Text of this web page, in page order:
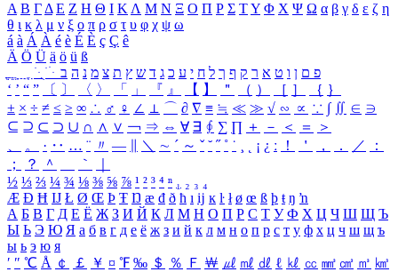
Α Β ΓΔ Ε Ζ Η Θ Ι ΚΛ Μ Ν Ξ Ο Π Ρ Σ ΤΥ Φ Χ Ψ Ω α β γ δ ε ζ η
θ ι κ λ μ ν ξ ο π ρ σ τ υ φ χ ψ ω
á à Á À é è É È ç Ç ê
Ä Ö Ü ä ö ü ß
ִֶֹ ֻּ ׁׂ פ ם ן ו ט א ר ק ף ך ל ח י ע כ ג ד ש ץ ת צ מ נ ה ב
‘ ’ “ ” 〔 〕 〈 〉 「 」 『 』 【 】 ＂ （ ） ［ ］ ｛ ｝
± × ÷ ≠ ≤ ≥ ∞ ∴ ♂ ♀ ∠ ⊥ ⌒ ∂ ∇ ≡ ≒ ≪ ≫ √ ∽ ∝ ∵ ∫ ∬ ∈ ∋
⊆ ⊇ ⊂ ⊃ ∪ ∩ ∧ ∨ ￢ ⇒ ⇔ ∀ ∃ ∮ ∑ ∏ ＋ － ＜ ＝
＞
、
。 · ‥ … ¨ 〃 ― ＼ ∼ ´ ～ ˇ ˘ ˝ ˚ ˙ ¸ ¡ ¿ ː ！ ＇ ， ． ／
：
；
？ ＾ ｀
½ ⅓ ⅔ ¼ ¾ ⅛ ⅜ ⅝ ⅞ ¹ ² ³ ⁴ ⁿ ₁ ₂ ₃ ₄
Æ Ð Ħ Ĳ Ł Ø Œ Þ Ŧ Ŋ æ đ ð ħ ı ĳ ĸ ŀ ł ø œ ß þ ŧ ŋ ŉ
А Б В Г Д Е Ё Ж З И Й К Л М Н О П Р С Т У Ф Х Ц Ч Ш Щ Ъ
Ы Ь Э Ю Я а б в г д е ё ж з и й к л м н о п р с т у ф х ц ч ш щ ъ
ы ь э ю я
′ ″ ℃ Å ￠ ￡ ￥ ¤ ℉ ‰ ＄ ％ Ｆ ￦ ㎕ ㎖ ㎗ ℓ ㎘ ㏄ ㎣ ㎤ ㎥ ㎦